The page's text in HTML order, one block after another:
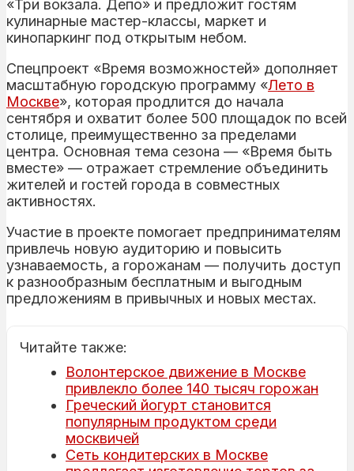
«Три вокзала. Депо» и предложит гостям
кулинарные мастер-классы, маркет и
кинопаркинг под открытым небом.
Спецпроект «Время возможностей» дополняет
масштабную городскую программу «Лето в
Москве», которая продлится до начала
сентября и охватит более 500 площадок по всей
столице, преимущественно за пределами
центра. Основная тема сезона — «Время быть
вместе» — отражает стремление объединить
жителей и гостей города в совместных
активностях.
Участие в проекте помогает предпринимателям
привлечь новую аудиторию и повысить
узнаваемость, а горожанам — получить доступ
к разнообразным бесплатным и выгодным
предложениям в привычных и новых местах.
Читайте также:
Волонтерское движение в Москве
привлекло более 140 тысяч горожан
Греческий йогурт становится
популярным продуктом среди
москвичей
Сеть кондитерских в Москве